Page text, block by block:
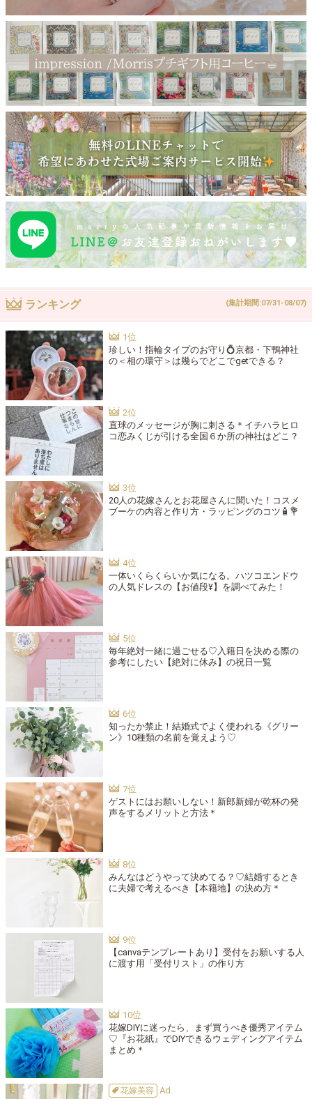
ランキング (集計期間:07/31-08/07)
珍しい！指輪タイプのお守り💍京都・下鴨神社
の＜相の環守＞は幾らでどこでgetできる？
直球のメッセージが胸に刺さる＊イチハラヒロ
コ恋みくじが引ける全国６か所の神社はどこ？
20人の花嫁さんとお花屋さんに聞いた！コスメ
ブーケの内容と作り方・ラッピングのコツ🧴💐
一体いくらくらいか気になる。ハツコエンドウ
の人気ドレスの【お値段¥】を調べてみた！
毎年絶対一緒に過ごせる♡入籍日を決める際の
参考にしたい【絶対に休み】の祝日一覧
知ったか禁止！結婚式でよく使われる《グリー
ン》10種類の名前を覚えよう♡
ゲストにはお願いしない！新郎新婦が乾杯の発
声をするメリットと方法＊
みんなはどうやって決めてる？♡結婚するとき
に夫婦で考えるべき【本籍地】の決め方＊
【canvaテンプレートあり】受付をお願いする人
に渡す用「受付リスト」の作り方
花嫁DIYに迷ったら、まず買うべき優秀アイテム
♡『お花紙』でDIYできるウェディングアイテム
まとめ＊
花嫁美容